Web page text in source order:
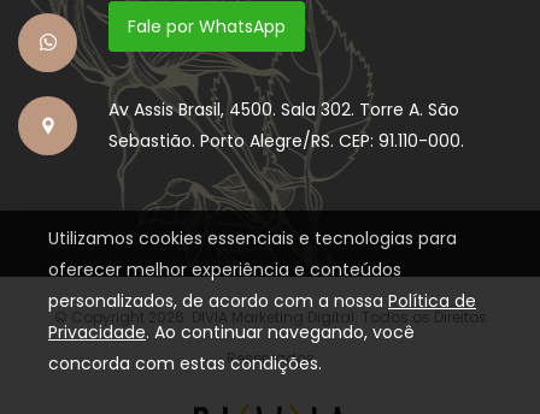
Fale por WhatsApp
Av Assis Brasil, 4500. Sala 302. Torre A. São
Sebastião. Porto Alegre/RS. CEP: 91.110-000.
© Copyright 2026. DIVIA Marketing Digital. Todos os Direitos
Reservados
Utilizamos cookies essenciais e tecnologias para
oferecer melhor experiência e conteúdos
personalizados, de acordo com a nossa Política de
Privacidade. Ao continuar navegando, você
concorda com estas condições.